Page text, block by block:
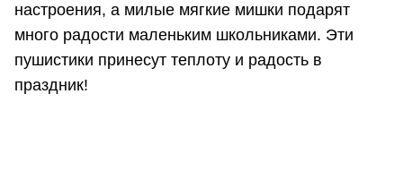
настроения, а милые мягкие мишки подарят
много радости маленьким школьниками. Эти
пушистики принесут теплоту и радость в
праздник!